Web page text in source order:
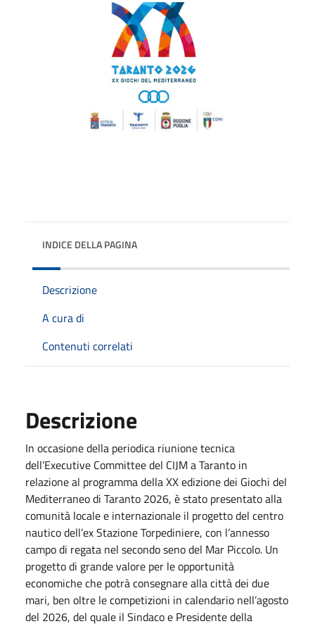
INDICE DELLA PAGINA
Descrizione
A cura di
Contenuti correlati
Descrizione
In occasione della periodica riunione tecnica
dell’Executive Committee del CIJM a Taranto in
relazione al programma della XX edizione dei Giochi del
Mediterraneo di Taranto 2026, è stato presentato alla
comunità locale e internazionale il progetto del centro
nautico dell’ex Stazione Torpediniere, con l’annesso
campo di regata nel secondo seno del Mar Piccolo. Un
progetto di grande valore per le opportunità
economiche che potrà consegnare alla città dei due
mari, ben oltre le competizioni in calendario nell’agosto
del 2026, del quale il Sindaco e Presidente della